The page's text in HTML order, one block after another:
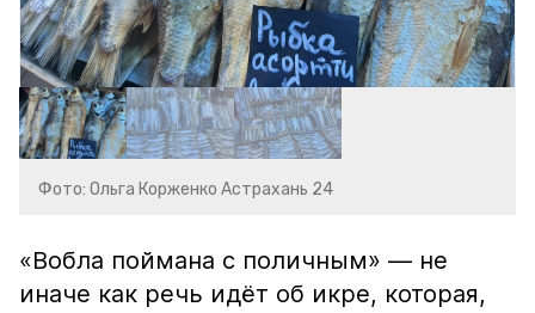
Фото: Ольга Корженко Астрахань 24
«Вобла поймана с поличным» — не
иначе как речь идёт об икре, которая,